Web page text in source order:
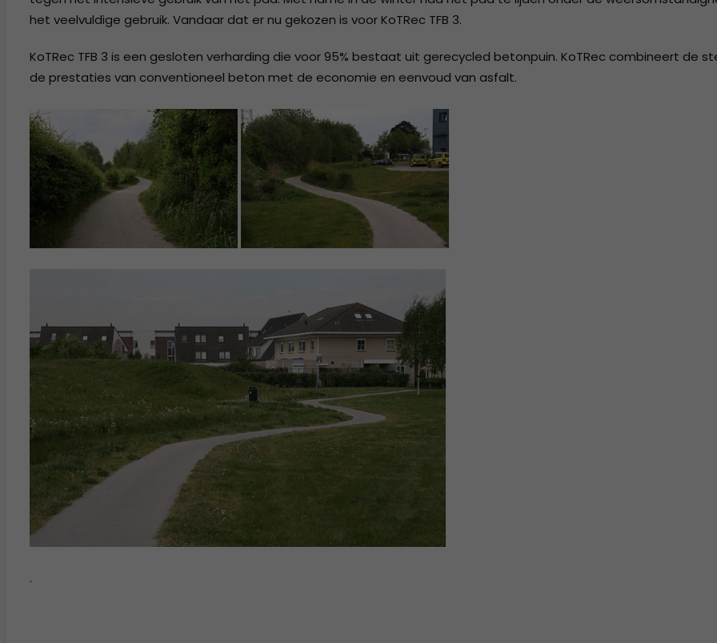
2018
2016
2015
2013
2012
2011
2009
2007
2006
Beheer B.V.
het veelvuldige gebruik. Vandaar dat er nu gekozen is voor KoTRec TFB 3.
KoTRec TFB 3 is een gesloten verharding die voor 95% bestaat uit gerecycled betonpuin. KoTRec combineert de
de prestaties van conventioneel beton met de economie en eenvoud van asfalt.
.